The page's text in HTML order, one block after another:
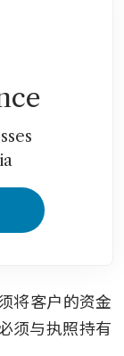
将客户的资金
须与执照持有